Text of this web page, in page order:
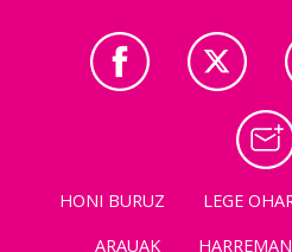
HONI BURUZ LEGE
ARAUAK